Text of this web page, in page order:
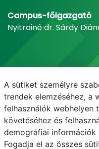
Campus-főigazgató
Nyitrainé dr. Sárdy
E-mail
A sütiket személyre
trendek elemzéséhez, a
felhasználók webhelyen
követéséhez és
demográfiai információk
Fogadja el az összes